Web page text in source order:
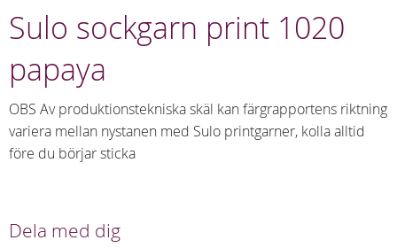
Sulo sockgarn print 1020
papaya
OBS Av produktionstekniska skäl kan färgrapportens riktning
variera mellan nystanen med Sulo printgarner, kolla alltid
före du börjar sticka
Dela med dig